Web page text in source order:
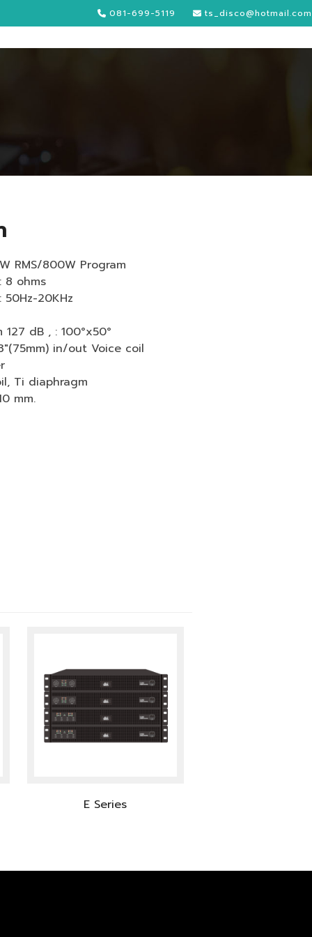
081-699-5119 ts_disco@hotmail.com
RMS/800W Program
8 ohms
20KHz
dB , : 100°x50°
in/out Voice coil
Ti diaphragm
mm.
E Series